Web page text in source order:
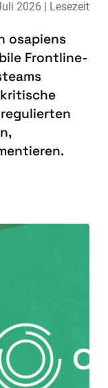
2026 | Lesezeit
osapiens
Frontline-